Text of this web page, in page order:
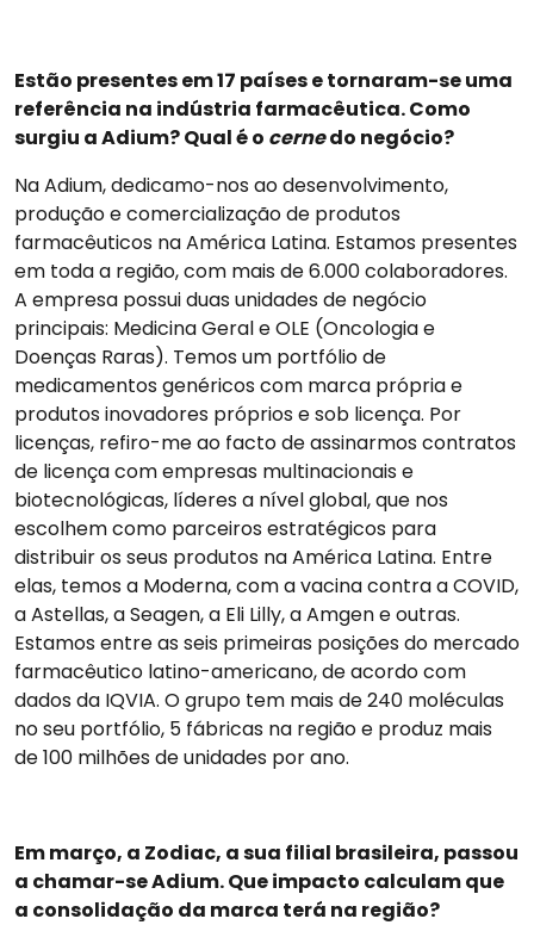
Estão presentes em 17 países e tornaram-se uma
referência na indústria farmacêutica. Como
surgiu a Adium? Qual é o cernedo negócio?
Na Adium, dedicamo-nos ao desenvolvimento,
produção e comercialização de produtos
farmacêuticos na América Latina. Estamos presentes
em toda a região, com mais de 6.000 colaboradores.
A empresa possui duas unidades de negócio
principais: Medicina Geral e OLE (Oncologia e
Doenças Raras). Temos um portfólio de
medicamentos genéricos com marca própria e
produtos inovadores próprios e sob licença. Por
licenças, refiro-me ao facto de assinarmos contratos
de licença com empresas multinacionais e
biotecnológicas, líderes a nível global, que nos
escolhem como parceiros estratégicos para
distribuir os seus produtos na América Latina. Entre
elas, temos a Moderna, com a vacina contra a COVID,
a Astellas, a Seagen, a Eli Lilly, a Amgen e outras.
Estamos entre as seis primeiras posições do mercado
farmacêutico latino-americano, de acordo com
dados da IQVIA. O grupo tem mais de 240 moléculas
no seu portfólio, 5 fábricas na região e produz mais
de 100 milhões de unidades por ano.
Em março, a Zodiac, a sua filial brasileira, passou
a chamar-se Adium. Que impacto calculam que
a consolidação da marca terá na região?